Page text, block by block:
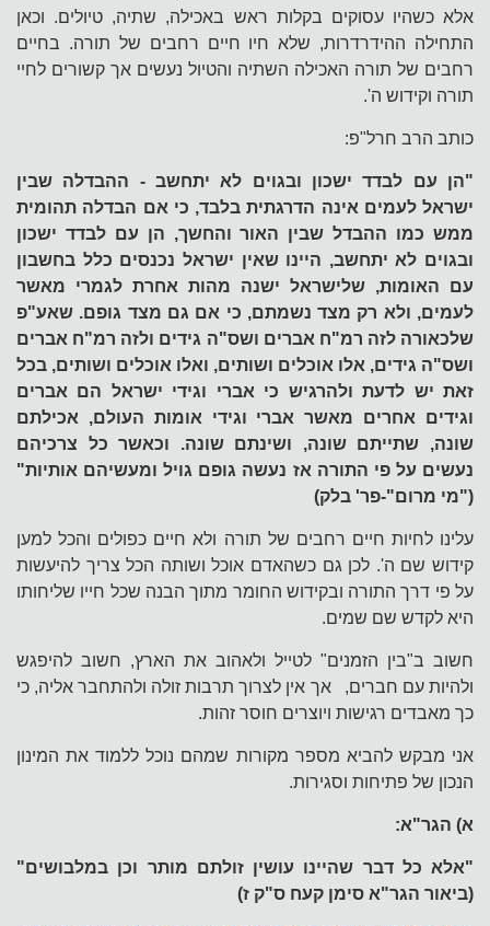
אלא כשהיו עסוקים בקלות ראש באכילה, שתיה, טיולים. וכאן
התחילה ההידרדרות, שלא חיו חיים רחבים של תורה. בחיים
רחבים של תורה האכילה השתיה והטיול נעשים אך קשורים לחיי
תורה וקידוש ה'.
כותב הרב חרל"פ:
"הן עם לבדד ישכון ובגוים לא יתחשב - ההבדלה שבין
ישראל לעמים אינה הדרגתית בלבד, כי אם הבדלה תהומית
ממש כמו ההבדל שבין האור והחשך, הן עם לבדד ישכון
ובגוים לא יתחשב, היינו שאין ישראל נכנסים כלל בחשבון
עם האומות, שלישראל ישנה מהות אחרת לגמרי מאשר
לעמים, ולא רק מצד נשמתם, כי אם גם מצד גופם. שאע"פ
שלכאורה לזה רמ"ח אברים ושס"ה גידים ולזה רמ"ח אברים
ושס"ה גידים, אלו אוכלים ושותים, ואלו אוכלים ושותים, בכל
זאת יש לדעת ולהרגיש כי אברי וגידי ישראל הם אברים
וגידים אחרים מאשר אברי וגידי אומות העולם, אכילתם
שונה, שתייתם שונה, ושינתם שונה. וכאשר כל צרכיהם
נעשים על פי התורה אז נעשה גופם גויל ומעשיהם אותיות"
("מי מרום"-פר' בלק)
עלינו לחיות חיים רחבים של תורה ולא חיים כפולים והכל למען
קידוש שם ה'. לכן גם כשהאדם אוכל ושותה הכל צריך להיעשות
על פי דרך התורה ובקידוש החומר מתוך הבנה שכל חייו שליחותו
היא לקדש שם שמים.
חשוב ב"בין הזמנים" לטייל ולאהוב את הארץ, חשוב להיפגש
ולהיות עם חברים, אך אין לצרוך תרבות זולה ולהתחבר אליה, כי
כך מאבדים רגישות ויוצרים חוסר זהות.
אני מבקש להביא מספר מקורות שמהם נוכל ללמוד את המינון
הנכון של פתיחות וסגירות.
א) הגר"א:
"אלא כל דבר שהיינו עושין זולתם מותר וכן במלבושים"
(ביאור הגר"א סימן קעח ס"ק ז)